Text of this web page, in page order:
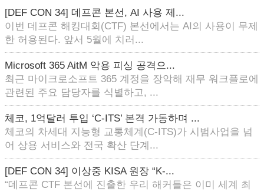
[DEF CON 34] 데프콘 본선, AI 사용 제...
이번 데프콘 해킹대회(CTF) 본선에서는 AI의 사용이 무제
한 허용된다. 앞서 5월에 치러...
Microsoft 365 AitM 악용 피싱 공격으...
최근 마이크로소프트 365 계정을 장악해 재무 워크플로에
관련된 주요 담당자를 식별하고, ...
체코, 1억달러 투입 ‘C-ITS’ 본격 가동하며 ...
체코의 차세대 지능형 교통체계(C-ITS)가 시범사업을 넘
어 상용 서비스와 전국 확산 단계...
[DEF CON 34] 이상중 KISA 원장 “K-...
“데프콘 CTF 본선에 진출한 우리 해커들은 이미 세계 최